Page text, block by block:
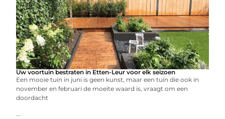
Uw voortuin bestraten in Etten-Leur voor elk seizoen
Een mooie tuin in juni is geen kunst, maar een tuin die ook in
november en februari de moeite waard is, vraagt om een
doordacht
...